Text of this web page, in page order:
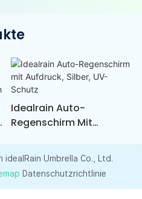
Idealrain Auto-
Regenschirm Mit
Schutz
Umbrella Co., Ltd.
Datenschutzrichtlinie